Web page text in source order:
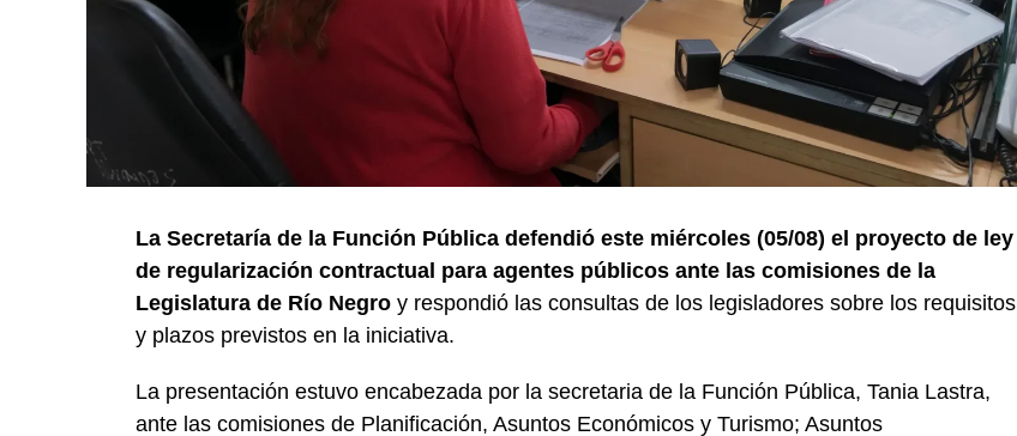
La Secretaría de la Función Pública defendió este miércoles (05/08) el proyecto de ley
de regularización contractual para agentes públicos ante las comisiones de la
Legislatura de Río Negro y respondió las consultas de los legisladores sobre los requisitos
y plazos previstos en la iniciativa.
La presentación estuvo encabezada por la secretaria de la Función Pública, Tania Lastra,
ante las comisiones de Planificación, Asuntos Económicos y Turismo; Asuntos